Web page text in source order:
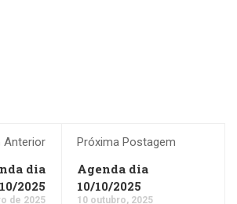
Anterior
dia
2025
de 2025
Próxima Postagem
Agenda dia
10/10/2025
10 outubro, 2025